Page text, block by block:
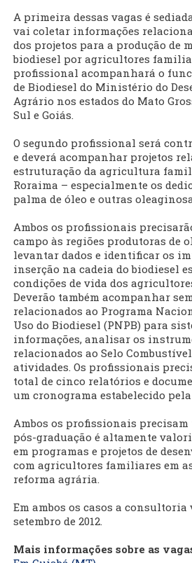
A primeira dessas vagas é
vai coletar informações
dos projetos para a produção de
biodiesel por agricultores
profissional acompanhará o
de Biodiesel do Ministério do
Agrário nos estados do Mato
Sul e Goiás.
O segundo profissional será
e deverá acompanhar projetos
estruturação da agricultura
Roraima – especialmente os
palma de óleo e outras
Ambos os profissionais
campo às regiões produtoras de
levantar dados e identificar os
inserção na cadeia do biodiesel
condições de vida dos
Deverão também acompanhar
relacionados ao Programa
Uso do Biodiesel (PNPB) para
informações, analisar os
relacionados ao Selo
atividades. Os profissionais
total de cinco relatórios e
um cronograma estabelecido pela
Ambos os profissionais
pós-graduação é altamente
em programas e projetos de
com agricultores familiares em
reforma agrária.
Em ambos os casos a consultoria
setembro de 2012.
Mais informações sobre as